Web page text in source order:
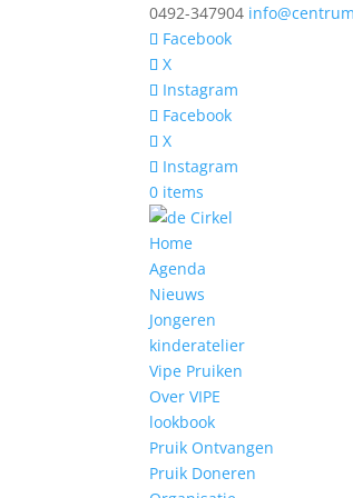
0492-347904
Facebook
X
Instagram
Facebook
X
Instagram
0 items
Home
Agenda
Nieuws
Jongeren
kinderatelier
Vipe Pruiken
Over VIPE
lookbook
Pruik Ontvangen
Pruik Doneren